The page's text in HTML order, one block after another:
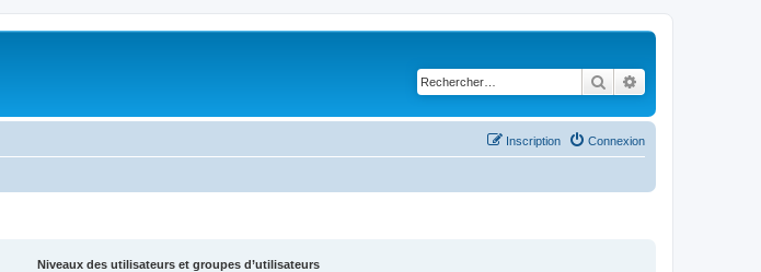
Rechercher
Connexion
Inscription
Niveaux des utilisateurs et groupes d’utilisateurs